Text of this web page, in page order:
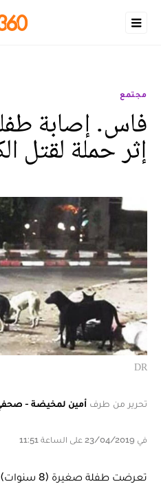
مجتمع
فاس. إصابة
إثر حملة لقتل
DR
تحرير من طرف أمين لمخيضة -
في 23/04/2019 على الساعة 11:51
تعرضت